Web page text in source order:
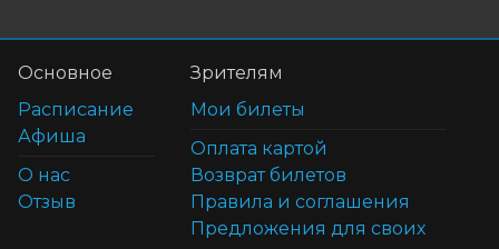
Основное
Расписание
Афиша
О нас
Отзыв
Зрителям
Мои билеты
Оплата картой
Возврат билетов
Правила и соглашения
Предложения для своих